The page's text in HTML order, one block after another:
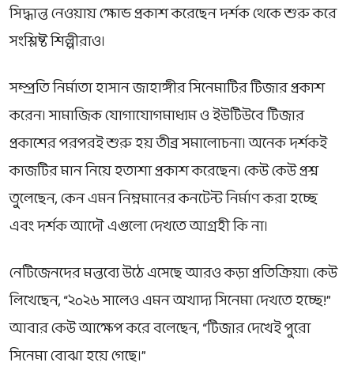
সিদ্ধান্ত নেওয়ায় ক্ষোভ প্রকাশ করেছেন দর্শক থেকে শুরু করে
সংশ্লিষ্ট শিল্পীরাও।
সম্প্রতি নির্মাতাহাসান জাহাঙ্গীরসিনেমাটির টিজার প্রকাশ
করেন। সামাজিক যোগাযোগমাধ্যম ও ইউটিউবে টিজার
প্রকাশের পরপরই শুরু হয় তীব্র সমালোচনা। অনেক দর্শকই
কাজটির মান নিয়ে হতাশা প্রকাশ করেছেন। কেউ কেউ প্রশ্ন
তুলেছেন, কেন এমন নিম্নমানের কনটেন্ট নির্মাণ করা হচ্ছে
এবং দর্শক আদৌ এগুলো দেখতে আগ্রহী কি না।
নেটিজেনদের মন্তব্যে উঠে এসেছে আরও কড়া প্রতিক্রিয়া। কেউ
লিখেছেন, “২০২৬ সালেও এমন অখাদ্য সিনেমা দেখতে হচ্ছে!”
আবার কেউ আক্ষেপ করে বলেছেন, “টিজার দেখেই পুরো
সিনেমা বোঝা হয়ে গেছে।”